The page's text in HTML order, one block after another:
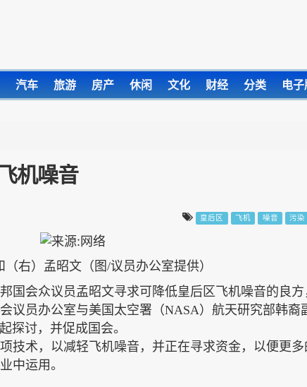
汽车 旅游 房产 休闲 文化 财经 分类 电
机噪音
皇后区 飞机 噪音 污染
右）孟昭文（图/议员办公室提供）
国会众议员孟昭文寻求可降低皇后区飞机噪音的良方
议员办公室与美国太空署（NASA）航天研究部韩裔
探讨，并促成国会。
技术，以减轻飞机噪音，并正在寻求资金，以便更多
中运用。